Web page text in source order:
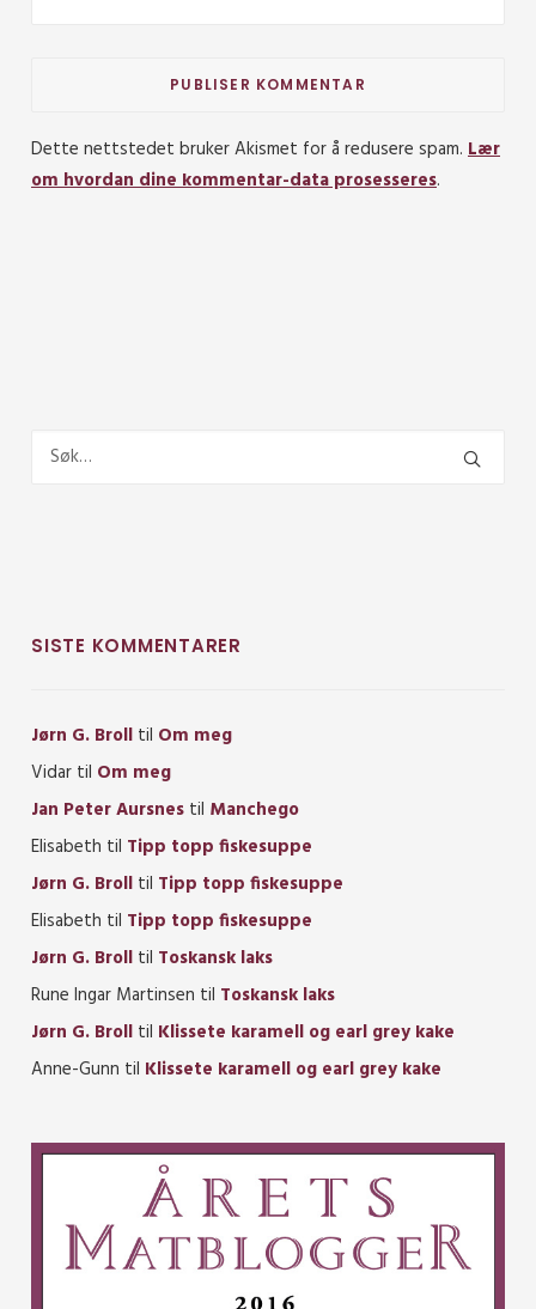
Dette nettstedet bruker Akismet for å redusere spam. Lær
om hvordan dine kommentar-data prosesseres.
SISTE KOMMENTARER
Jørn G. Broll til Om meg
Vidar til Om meg
Jan Peter Aursnes til Manchego
Elisabeth til Tipp topp fiskesuppe
Jørn G. Broll til Tipp topp fiskesuppe
Elisabeth til Tipp topp fiskesuppe
Jørn G. Broll til Toskansk laks
Rune Ingar Martinsen til Toskansk laks
Jørn G. Broll til Klissete karamell og earl grey kake
Anne-Gunn til Klissete karamell og earl grey kake